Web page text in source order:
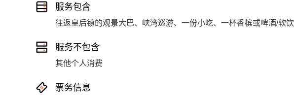
服务包含
往返皇后镇的观景大巴、峡湾巡游、一份小吃、一杯香槟或啤酒/软饮
服务不包含
其他个人消费
票务信息